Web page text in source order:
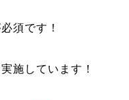
須です！
実施しています！